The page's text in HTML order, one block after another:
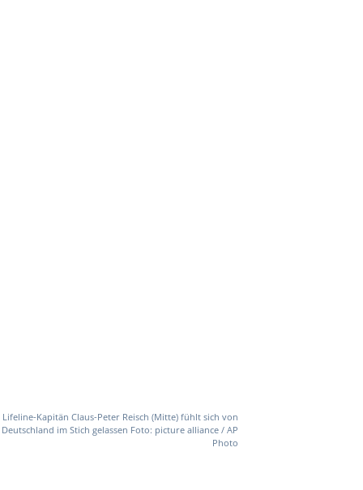
Lifeline-Kapitän Claus-Peter Reisch (Mitte) fühlt sich von
Deutschland im Stich gelassen Foto: picture alliance / AP
Photo